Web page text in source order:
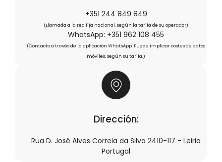
+351 244 849 849
(Llamada a la red fija nacional, según la tarifa de su operador)
WhatsApp: +351 962 108 455
(Contacto a través de la aplicación WhatsApp. Puede implicar costes de datos
móviles, según su tarifa.)
Dirección:
Rua D. José Alves Correia da Silva 2410-117 - Leiria
Portugal